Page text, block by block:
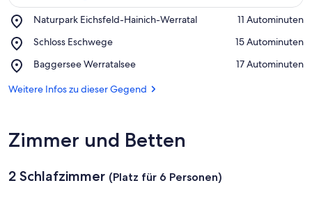
Naturpark Eichsfeld-Hainich-Werratal
Place,
Eichsfeld-
Werratal
‪11 Autominuten‬
Schloss Eschwege
Place,
Eschwege
‪15 Autominuten‬
Baggersee Werratalsee
Place,
Werratalsee
‪17 Autominuten‬
Weitere Infos zu dieser Gegend
Zimmer und Betten
2 Schlafzimmer (Platz für 6 Personen)